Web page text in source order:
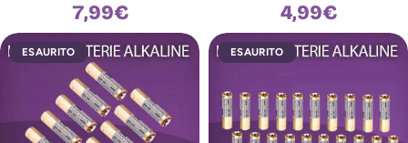
7,99€ 4,99€
ESAURITO ESAURITO